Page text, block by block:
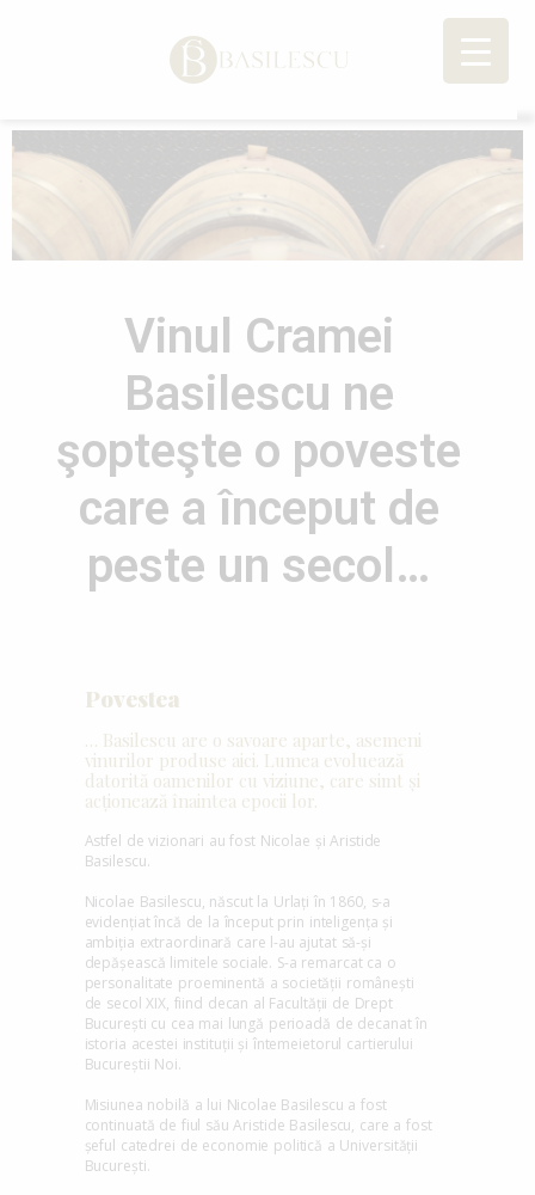
Vinul Cramei
Basilescu ne
şopteşte o poveste
care a început de
peste un secol…
Povestea
… Basilescu are o savoare aparte, asemeni
vinurilor produse aici. Lumea evoluează
datorită oamenilor cu viziune, care simt și
acționează înaintea epocii lor.
Astfel de vizionari au fost Nicolae și Aristide
Basilescu.
Nicolae Basilescu, născut la Urlați în 1860, s-a
evidențiat încă de la început prin inteligența și
ambiția extraordinară care l-au ajutat să-și
depășească limitele sociale. S-a remarcat ca o
personalitate proeminentă a societății românești
de secol XIX, fiind decan al Facultății de Drept
București cu cea mai lungă perioadă de decanat în
istoria acestei instituții și întemeietorul cartierului
Bucureștii Noi.
Misiunea nobilă a lui Nicolae Basilescu a fost
continuată de fiul său Aristide Basilescu, care a fost
șeful catedrei de economie politică a Universității
București.